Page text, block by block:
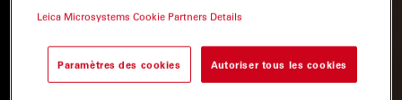
Leica Microsystems Cookie Partners Details
Paramètres des cookies Autoriser tous les cookies